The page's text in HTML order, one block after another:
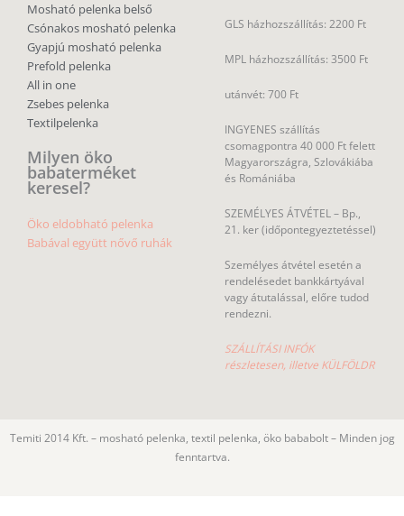
Mosható pelenka belső
Csónakos mosható pelenka
Gyapjú mosható pelenka
Prefold pelenka
All in one
Zsebes pelenka
Textilpelenka
Milyen öko
babaterméket
keresel?
Öko eldobható pelenka
Babával együtt nővő ruhák
GLS házhozszállítás: 2200 Ft
MPL házhozszállítás: 3500 Ft
utánvét: 700 Ft
INGYENES szállítás
csomagpontra 40 000 Ft felett
Magyarországra, Szlovákiába
és Romániába
SZEMÉLYES ÁTVÉTEL – Bp.,
21. ker (időpontegyeztetéssel)
Személyes átvétel esetén a
rendelésedet bankkártyával
vagy átutalással, előre tudod
rendezni.
SZÁLLÍTÁSI INFÓK
részletesen, illetve KÜLFÖLDR
Temiti 2014 Kft. – mosható pelenka, textil pelenka, öko bababolt – Minden jog
fenntartva.